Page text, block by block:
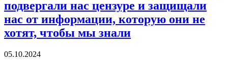
подвергали нас цензуре и защищали
нас от информации, которую они не
хотят, чтобы мы знали
05.10.2024